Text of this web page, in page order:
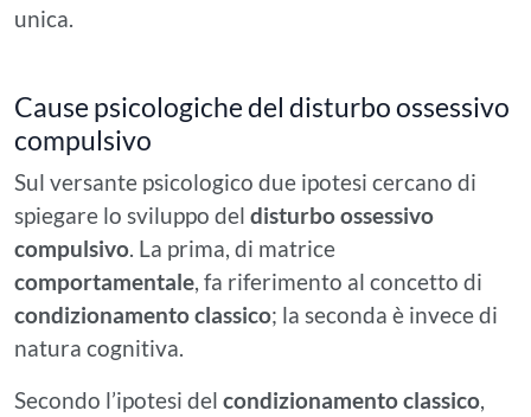
unica.
Cause psicologiche del disturbo ossessivo
compulsivo
Sul versante psicologico due ipotesi cercano di
spiegare lo sviluppo del disturbo ossessivo
compulsivo. La prima, di matrice
comportamentale, fa riferimento al concetto di
condizionamento classico; la seconda è invece di
natura cognitiva.
Secondo l’ipotesi del condizionamento classico,